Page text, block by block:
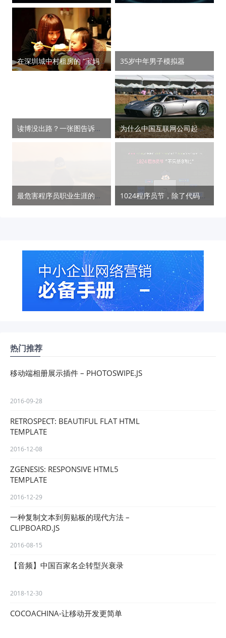
在深圳城中村租房的 “宝妈”，过着最低容错率的生活 35岁中年男子模拟器
读博没出路？一张图告诉你博士毕业后的15条出路 为什么中国互联网公司起名喜欢用动物、植物和叠词？
最危害程序员职业生涯的三大观念 1024程序员节，除了代码你还能想到什么？
热门推荐
移动端相册展示插件 – PHOTOSWIPE.JS
2016-09-28
RETROSPECT: BEAUTIFUL FLAT HTML
TEMPLATE
2016-12-08
ZGENESIS: RESPONSIVE HTML5
TEMPLATE
2016-12-29
一种复制文本到剪贴板的现代方法 –
CLIPBOARD.JS
2016-08-15
【音频】中国百家名企转型兴衰录
2018-12-30
COCOACHINA-让移动开发更简单